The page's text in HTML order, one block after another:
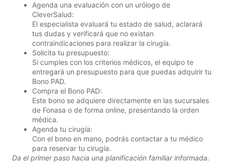
Agenda una evaluación con un urólogo de
CleverSalud:
El especialista evaluará tu estado de salud, aclarará
tus dudas y verificará que no existan
contraindicaciones para realizar la cirugía.
Solicita tu presupuesto:
Si cumples con los criterios médicos, el equipo te
entregará un presupuesto para que puedas adquirir tu
Bono PAD.
Compra el Bono PAD:
Este bono se adquiere directamente en las sucursales
de Fonasa o de forma online, presentando la orden
médica.
Agenda tu cirugía:
Con el bono en mano, podrás contactar a tu médico
para reservar tu cirugía.
Da el primer paso hacia una planificación familiar informada.